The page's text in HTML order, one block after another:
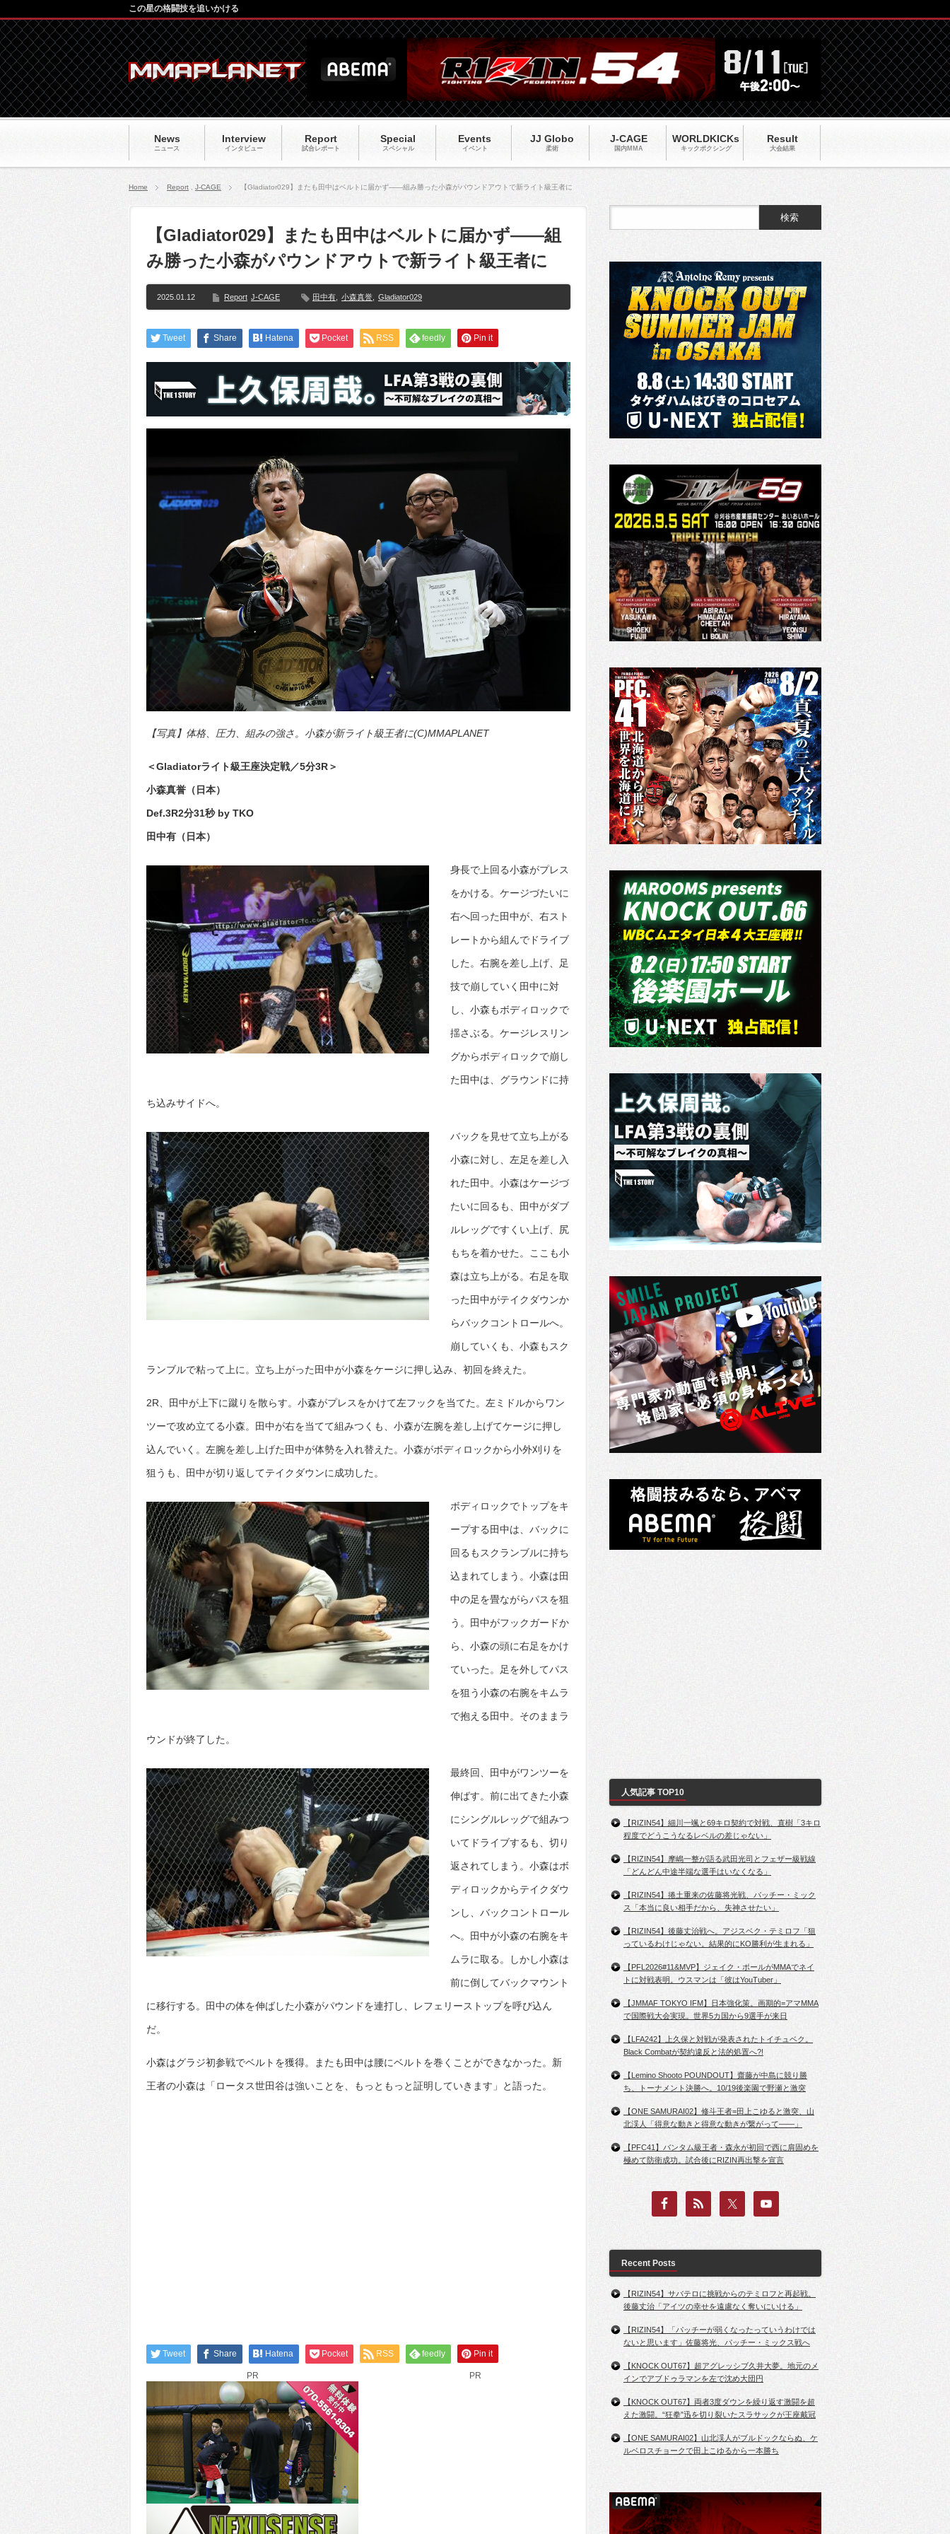
News
ニュース
Interview
インタビュー
Report
試合レポート
Special
スペシャル
Events
イベント
JJ Globo
柔術
J-CAGE
国内MMA
WORLDKICKs
キックポクシング
Result
大会結果
この星の格闘技を追いかける
Home Report J-CAGE 【Gladiator029】またも田中はベルトに届かず――組み勝った小森がパウンドアウトで新ライト級王者に
【Gladiator029】またも田中はベルトに届かず――組
み勝った小森がパウンドアウトで新ライト級王者に
2025.01.12 Report J-CAGE 田中有 小森真誉 Gladiator029
Tweet Share Hatena Pocket RSS feedly Pin it
【写真】体格、圧力、組みの強さ。小森が新ライト級王者に(C)MMAPLANET
＜Gladiatorライト級王座決定戦／5分3R＞
小森真誉（日本）
Def.3R2分31秒 by TKO
田中有（日本）
身長で上回る小森がプレス
をかける。ケージづたいに
右へ回った田中が、右スト
レートから組んでドライブ
した。右腕を差し上げ、足
技で崩していく田中に対
し、小森もボディロックで
揺さぶる。ケージレスリン
グからボディロックで崩し
た田中は、グラウンドに持
ち込みサイドへ。
バックを見せて立ち上がる
小森に対し、左足を差し入
れた田中。小森はケージづ
たいに回るも、田中がダブ
ルレッグですくい上げ、尻
もちを着かせた。ここも小
森は立ち上がる。右足を取
った田中がテイクダウンか
らバックコントロールへ。
崩していくも、小森もスク
ランブルで粘って上に。立ち上がった田中が小森をケージに押し込み、初回を終えた。
2R、田中が上下に蹴りを散らす。小森がプレスをかけて左フックを当てた。左ミドルからワン
ツーで攻め立てる小森。田中が右を当てて組みつくも、小森が左腕を差し上げてケージに押し
込んでいく。左腕を差し上げた田中が体勢を入れ替えた。小森がボディロックから小外刈りを
狙うも、田中が切り返してテイクダウンに成功した。
ボディロックでトップをキ
ープする田中は、バックに
回るもスクランブルに持ち
込まれてしまう。小森は田
中の足を畳ながらパスを狙
う。田中がフックガードか
ら、小森の頭に右足をかけ
ていった。足を外してパス
を狙う小森の右腕をキムラ
で抱える田中。そのままラ
ウンドが終了した。
最終回、田中がワンツーを
伸ばす。前に出てきた小森
にシングルレッグで組みつ
いてドライブするも、切り
返されてしまう。小森はボ
ディロックからテイクダウ
ンし、バックコントロール
へ。田中が小森の右腕をキ
ムラに取る。しかし小森は
前に倒してバックマウント
に移行する。田中の体を伸ばした小森がパウンドを連打し、レフェリーストップを呼び込ん
だ。
小森はグラジ初参戦でベルトを獲得。またも田中は腰にベルトを巻くことができなかった。新
王者の小森は「ロータス世田谷は強いことを、もっともっと証明していきます」と語った。
Tweet Share Hatena Pocket RSS feedly Pin it
PR PR
人気記事 TOP10
【RIZIN54】細川一颯と69キロ契約で対戦、直樹「3キロ
程度でどうこうなるレベルの差じゃない」
【RIZIN54】摩嶋一整が語る武田光司とフェザー級戦線
「どんどん中途半端な選手はいなくなる」
【RIZIN54】捲土重来の佐藤将光戦、パッチー・ミック
ス「本当に良い相手だから、失神させたい」
【RIZIN54】後藤丈治戦へ。アジスベク・テミロフ「狙
っているわけじゃない。結果的にKO勝利が生まれる」
【PFL2026#11&MVP】ジェイク・ポールがMMAでネイ
トに対戦表明。ウスマンは「彼はYouTuber」
【JMMAF TOKYO IFM】日本強化策。画期的=アマMMA
で国際戦大会実現。世界5カ国から9選手が来日
【LFA242】上久保と対戦が発表されたトイチュベク。
Black Combatが契約違反と法的処置へ?!
【Lemino Shooto POUNDOUT】齋藤が中島に競り勝
ち、トーナメント決勝へ。10/19後楽園で野瀬と激突
【ONE SAMURAI02】修斗王者=田上こゆると激突、山
北渓人「得意な動きと得意な動きが繋がって――」
【PFC41】バンタム級王者・森永が初回で西に肩固めを
極めて防衛成功。試合後にRIZIN再出撃を宣言
Recent Posts
【RIZIN54】サバテロに挑戦からのテミロフと再起戦。
後藤丈治「アイツの幸せを遠慮なく奪いにいける」
【RIZIN54】「パッチーが弱くなったっていうわけでは
ないと思います」佐藤将光、パッチー・ミックス戦へ
【KNOCK OUT67】超アグレッシブ久井大夢。地元のメ
インでアブドゥラマンを左で沈め大団円
【KNOCK OUT67】両者3度ダウンを繰り返す激闘を超
えた激闘。“狂拳”迅を切り裂いたスラサックが王座戴冠
【ONE SAMURAI02】山北渓人がブルドックならぬ、ケ
ルベロスチョークで田上こゆるから一本勝ち